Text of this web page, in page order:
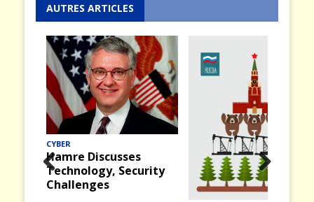
AUTRES ARTICLES
Midway (12) : La
bataille du 4 juin 1942
Prev
Nex